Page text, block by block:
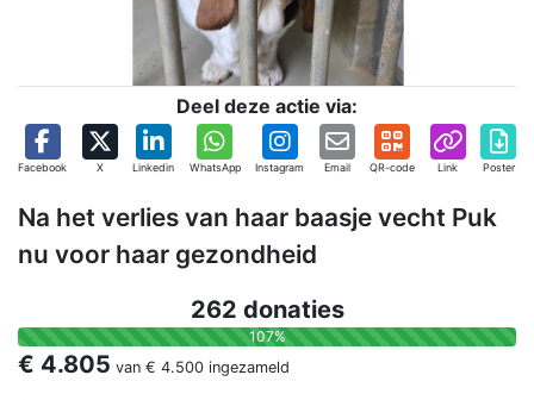
Deel deze actie via:
Facebook X Linkedin WhatsApp Instagram Email QR-code Link Poster
Na het verlies van haar baasje vecht Puk
nu voor haar gezondheid
262 donaties
107%
€ 4.805 van € 4.500 ingezameld